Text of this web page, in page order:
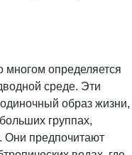
многом определяется
среде. Эти
образ жизни,
группах,
Они предпочитают